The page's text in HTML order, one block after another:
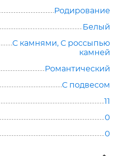
Родирование
Белый
С камнями, С россыпью
камней
Романтический
С подвесом
11
0
0